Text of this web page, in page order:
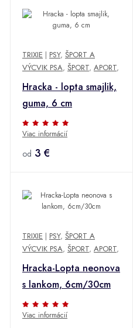
TRIXIE | PSY, ŠPORT A
VÝCVIK PSA, ŠPORT, APORT,
Hracka - lopta smajlik,
guma, 6 cm
Viac informácií
od 3 €
TRIXIE | PSY, ŠPORT A
VÝCVIK PSA, ŠPORT, APORT,
Hracka-Lopta neonova
s lankom, 6cm/30cm
Viac informácií